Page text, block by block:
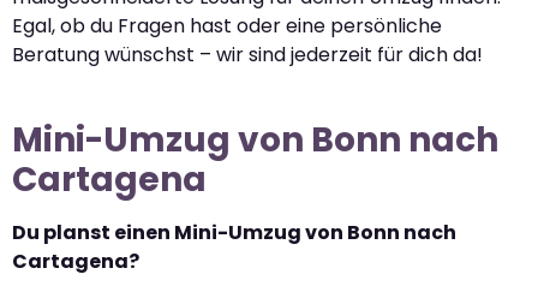
Egal, ob du Fragen hast oder eine persönliche
Beratung wünschst – wir sind jederzeit für dich da!
Mini-Umzug von Bonn nach
Cartagena
Du planst einen Mini-Umzug von Bonn nach
Cartagena?